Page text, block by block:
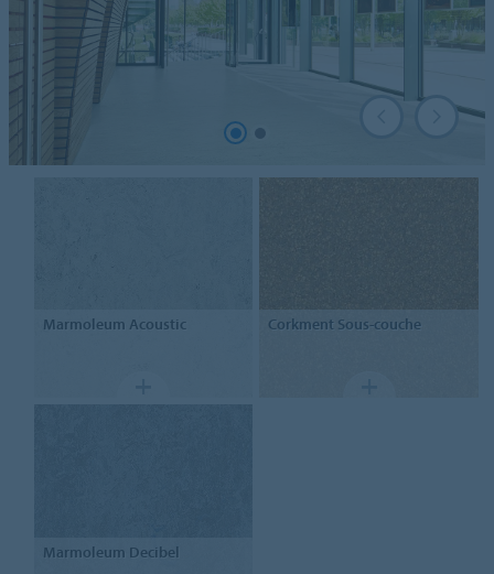
Marmoleum Acoustic Corkment Sous-couche
Marmoleum Decibel